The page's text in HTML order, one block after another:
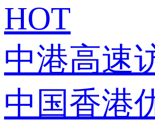
HOT
中港高速
中国香港